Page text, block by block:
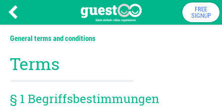
FREE
SIGNUP
General terms and conditions
Terms
§ 1 Begriffsbestimmungen